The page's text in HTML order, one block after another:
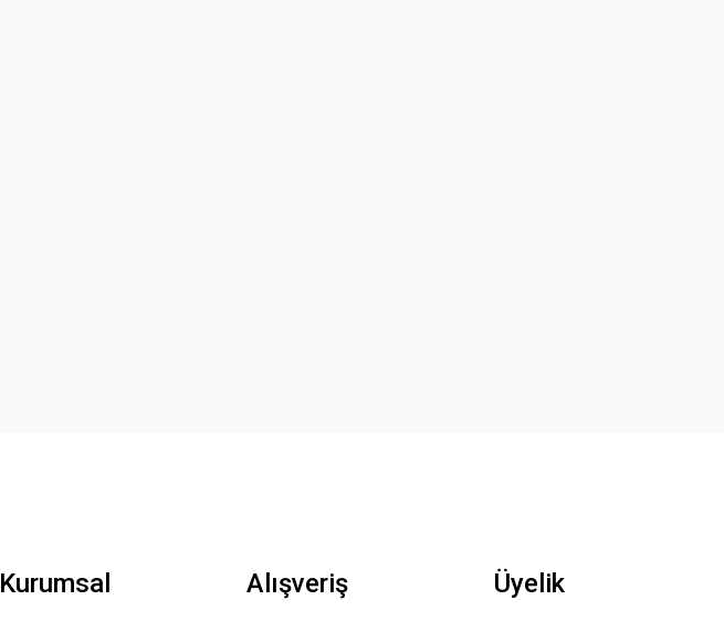
Kurumsal Alışveriş Üyelik